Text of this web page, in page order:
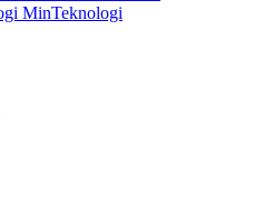
Teknologi